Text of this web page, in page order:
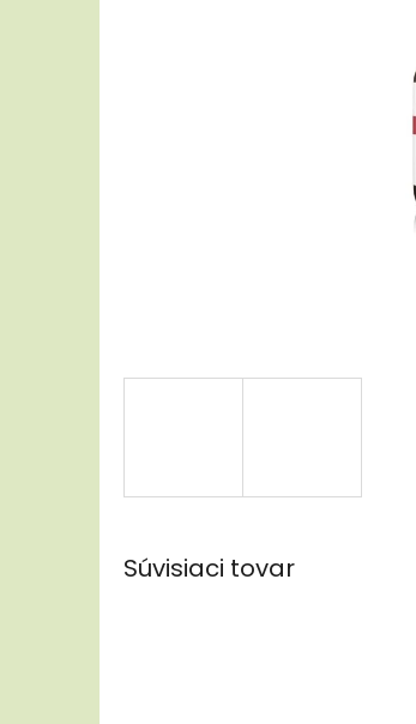
Súvisiaci tovar